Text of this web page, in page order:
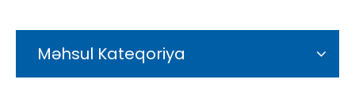
Məhsul Kateqoriya